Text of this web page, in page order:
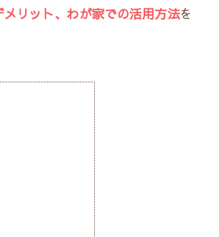
リット、わが家での活用方法を